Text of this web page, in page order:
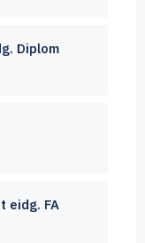
Diplom
eidg. FA